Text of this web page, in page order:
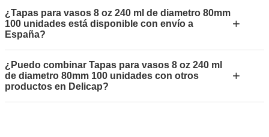
¿Tapas para vasos 8 oz 240 ml de diametro 80mm
100 unidades está disponible con envío a
España?
+
¿Puedo combinar Tapas para vasos 8 oz 240 ml
de diametro 80mm 100 unidades con otros
productos en Delicap?
+